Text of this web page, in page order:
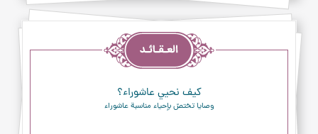
كيف نحيي عاشوراء؟
وصايا تختصّ بإحياء مناسبة عاشوراء